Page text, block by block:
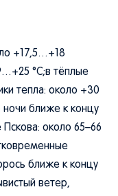
+17,5…+18
°C;в тёплые
тепла: около +30
ночи ближе к концу
около 65–66
ближе к концу
ветер,